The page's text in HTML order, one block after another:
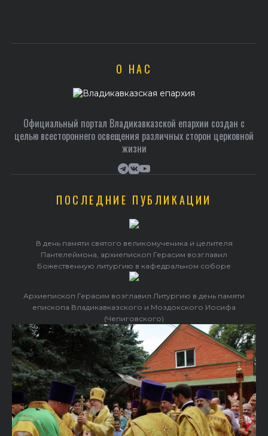
О НАС
Официальный портал Владикавказской епархии создан c
целью всестороннего освещения различных сторон церковной
жизни
ПОСЛЕДНИЕ ПУБЛИКАЦИИ
В день памяти святого великомученика и целителя
Пантелеймона, архиепископ Герасим возглавил
Божественную литургию в кафедральном соборе
Архиепископ Герасим возглавил Литургию в день памяти
епископа Владикавказского и Моздокского Иосифа
(Чепиговского)